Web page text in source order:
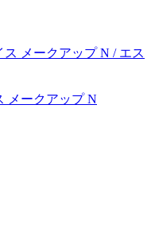
メークアップ N